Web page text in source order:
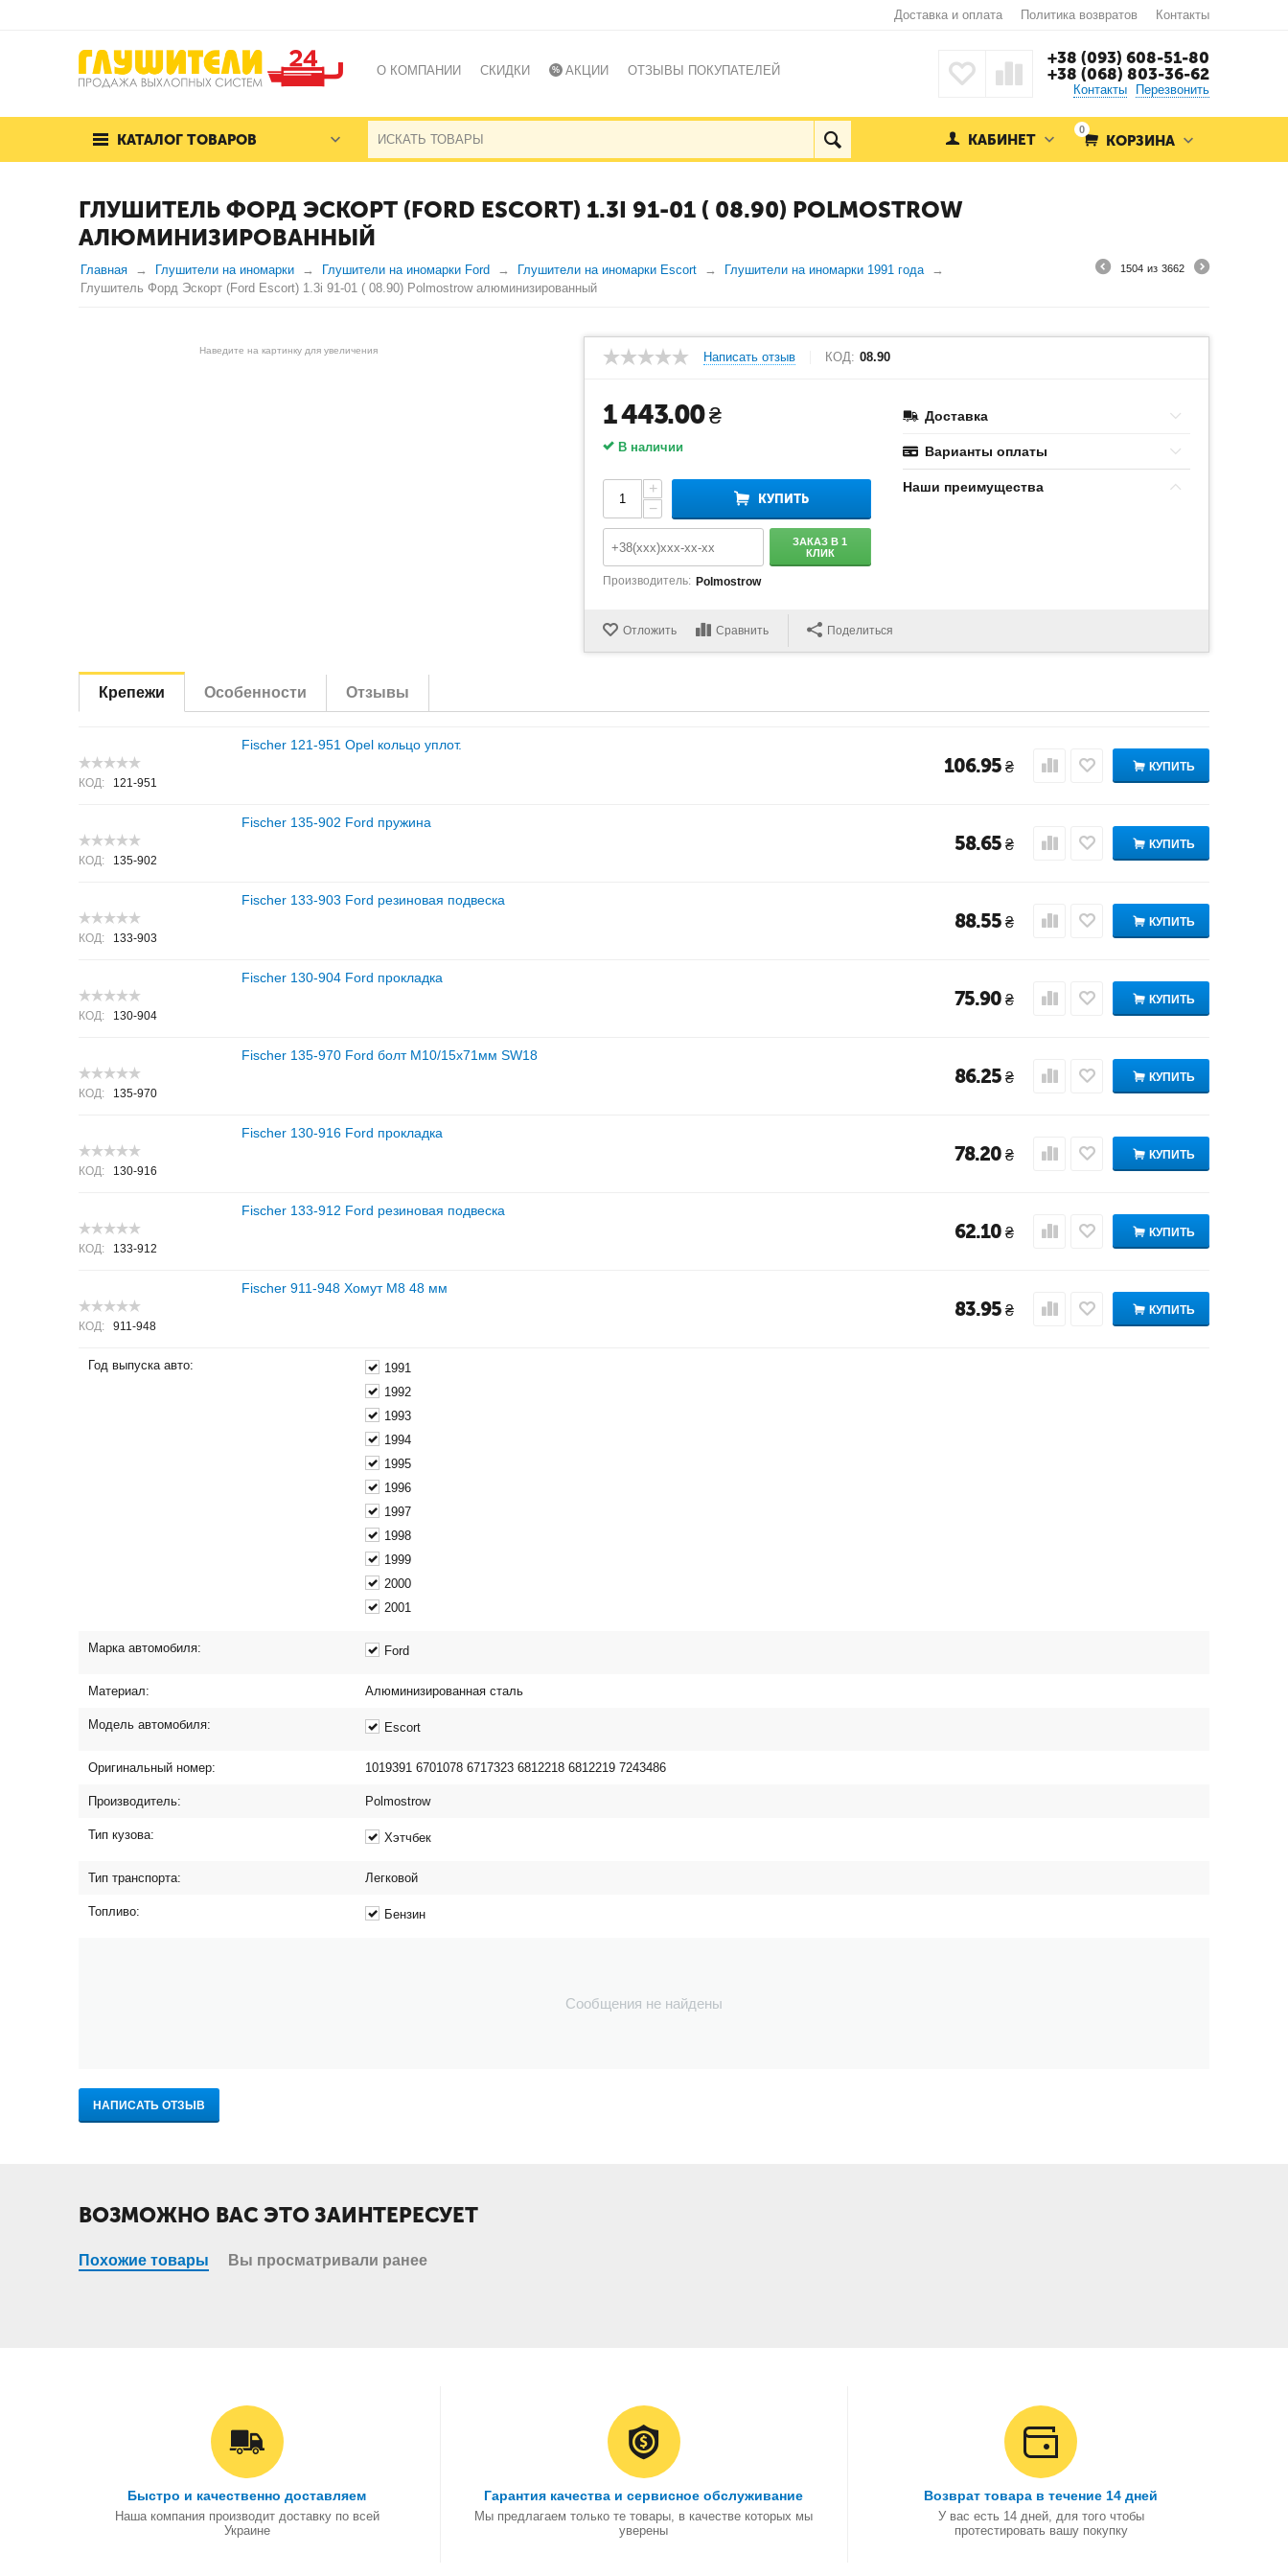
Доставка и оплата Политика возвратов Контакты
О КОМПАНИИ СКИДКИ АКЦИИ ОТЗЫВЫ ПОКУПАТЕЛЕЙ
+38 (093) 608-51-80
+38 (068) 803-36-62
Контакты Перезвонить
КАТАЛОГ ТОВАРОВ
0
КОРЗИНА
КАБИНЕТ
ГЛУШИТЕЛЬ ФОРД ЭСКОРТ (FORD ESCORT) 1.3I 91-01 ( 08.90) POLMOSTROW
АЛЮМИНИЗИРОВАННЫЙ
Главная Глушители на иномарки Глушители на иномарки Ford Глушители на иномарки Escort
Глушители на иномарки 1991 года
Глушитель Форд Эскорт (Ford Escort) 1.3i 91-01 ( 08.90) Polmostrow алюминизированный
1504 из 3662
Наведите на картинку для увеличения Написать отзыв КОД: 08.90
1 443.00₴
В наличии
+
−
КУПИТЬ
ЗАКАЗ В 1
КЛИК
Производитель: Polmostrow
Доставка
Варианты оплаты
Наши преимущества
Отложить Сравнить Поделиться
Крепежи Особенности Отзывы
Fischer 121-951 Opel кольцо уплот.
КОД: 121-951
106.95 ₴ КУПИТЬ
Fischer 135-902 Ford пружина
КОД: 135-902
58.65 ₴ КУПИТЬ
Fischer 133-903 Ford резиновая подвеска
КОД: 133-903
88.55 ₴ КУПИТЬ
Fischer 130-904 Ford прокладка
КОД: 130-904
75.90 ₴ КУПИТЬ
Fischer 135-970 Ford болт M10/15x71мм SW18
КОД: 135-970
86.25 ₴ КУПИТЬ
Fischer 130-916 Ford прокладка
КОД: 130-916
78.20 ₴ КУПИТЬ
Fischer 133-912 Ford резиновая подвеска
КОД: 133-912
62.10 ₴ КУПИТЬ
Fischer 911-948 Хомут M8 48 мм
КОД: 911-948
83.95 ₴ КУПИТЬ
Год выпуска авто:
1991
1992
1993
1994
1995
1996
1997
1998
1999
2000
2001
Марка автомобиля: Ford
Материал: Алюминизированная сталь
Модель автомобиля: Escort
Оригинальный номер: 1019391 6701078 6717323 6812218 6812219 7243486
Производитель: Polmostrow
Тип кузова: Хэтчбек
Тип транспорта: Легковой
Топливо: Бензин
Сообщения не найдены
НАПИСАТЬ ОТЗЫВ
ВОЗМОЖНО ВАС ЭТО ЗАИНТЕРЕСУЕТ
Похожие товары Вы просматривали ранее
Быстро и качественно доставляем
Наша компания производит доставку по всей
Украине
Гарантия качества и сервисное обслуживание
Мы предлагаем только те товары, в качестве которых мы
уверены
Возврат товара в течение 14 дней
У вас есть 14 дней, для того чтобы
протестировать вашу покупку